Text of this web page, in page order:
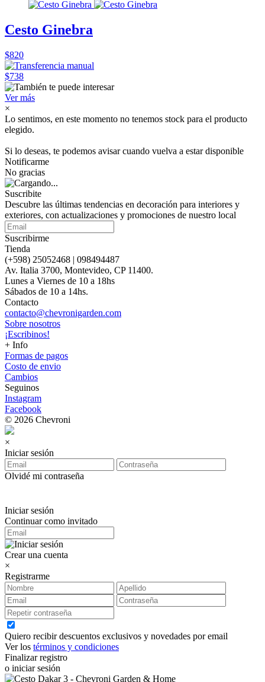
Cesto Ginebra
$820
$738
Ver más
×
Lo sentimos, en este momento no tenemos stock para el producto
elegido.
Si lo deseas, te podemos avisar cuando vuelva a estar disponible
Notificarme
No gracias
Suscribite
Descubre las últimas tendencias en decoración para interiores y
exteriores, con actualizaciones y promociones de nuestro local
Suscribirme
Tienda
(+598) 25052468 | 098494487
Av. Italia 3700, Montevideo, CP 11400.
Lunes a Viernes de 10 a 18hs
Sábados de 10 a 14hs.
Contacto
contacto@chevronigarden.com
Sobre nosotros
¡Escribinos!
+ Info
Formas de pagos
Costo de envio
Cambios
Seguinos
Instagram
Facebook
© 2026 Chevroni
×
Iniciar sesión
Olvidé mi contraseña
Iniciar sesión
Continuar como invitado
Crear una cuenta
×
Registrarme
Quiero recibir descuentos exclusivos y novedades por email
Ver los términos y condiciones
Finalizar registro
o iniciar sesión